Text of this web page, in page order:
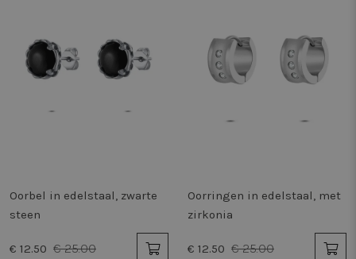
Oorbel in edelstaal, zwarte
steen
€ 12.50 € 25.00
Oorringen in edelstaal, met
zirkonia
€ 12.50 € 25.00